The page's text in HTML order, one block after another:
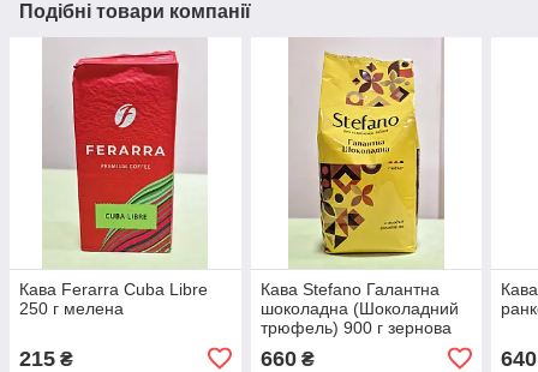
Подібні товари компанії
Кава Ferarra Cuba Libre
250 г мелена
215 ₴
Кава Stefano Галантна
шоколадна (Шоколадний
трюфель) 900 г зернова
660₴ 640